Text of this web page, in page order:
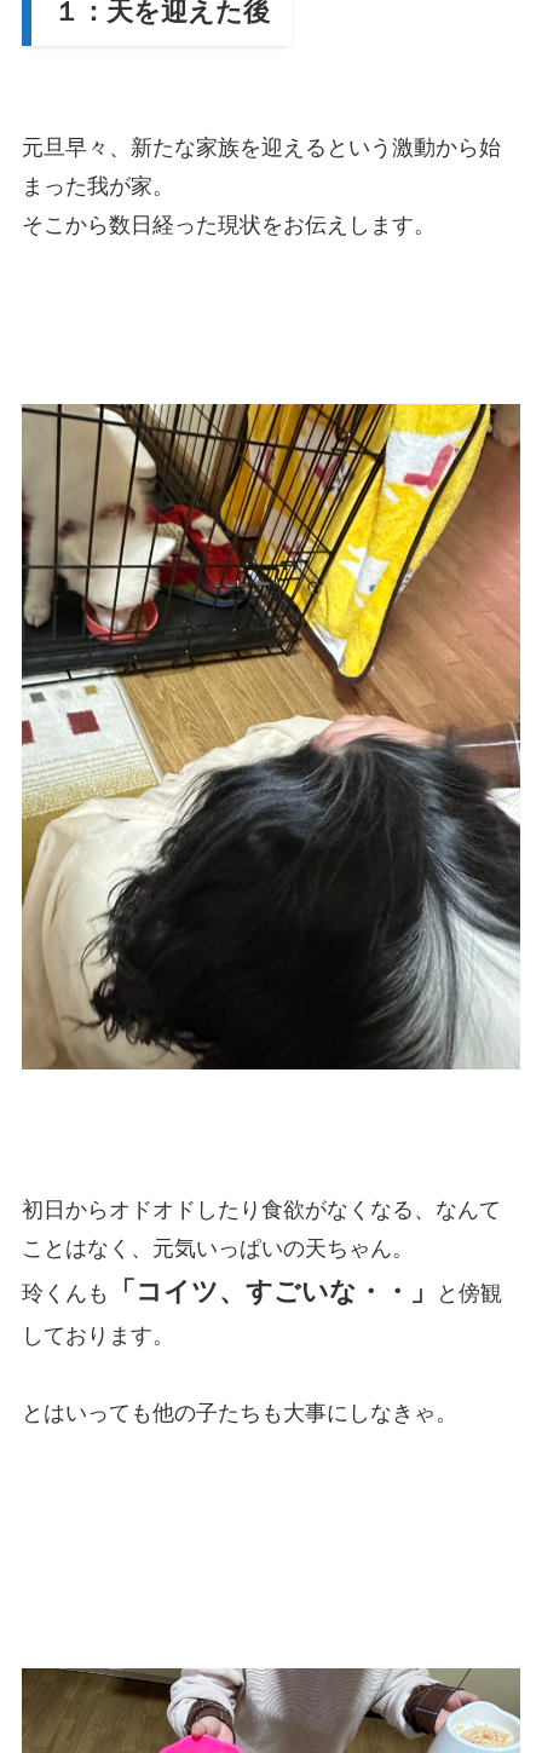
１：天を迎えた後
元旦早々、新たな家族を迎えるという激動から始
まった我が家。
そこから数日経った現状をお伝えします。
初日からオドオドしたり食欲がなくなる、なんて
ことはなく、元気いっぱいの天ちゃん。
玲くんも
「コイツ、すごいな・・」
と傍観
しております。
とはいっても他の子たちも大事にしなきゃ。